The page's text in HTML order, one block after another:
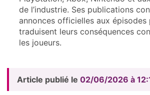
de l’industrie. Ses publications
annonces officielles aux épisodes
traduisent leurs conséquences
les joueurs.
Article publié le 02/06/2026 à